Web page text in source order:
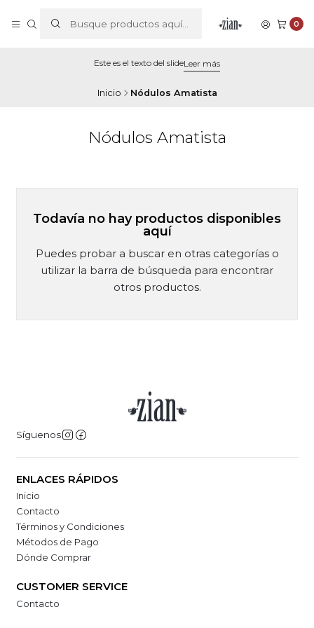
0
Este es el texto del slideLeer más
Inicio Nódulos Amatista
Nódulos Amatista
Todavía no hay productos disponibles
aquí
Puedes probar a buscar en otras categorías o
utilizar la barra de búsqueda para encontrar
otros productos.
Síguenos
ENLACES RÁPIDOS
Inicio
Contacto
Términos y Condiciones
Métodos de Pago
Dónde Comprar
CUSTOMER SERVICE
Contacto